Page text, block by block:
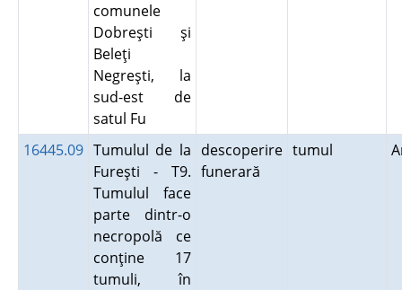
comunele
Dobreşti şi
Beleţi
Negreşti, la
sud-est de
satul Fu
16445.09 Tumulul de la
Fureşti - T9.
Tumulul face
parte dintr-o
necropolă ce
conţine 17
tumuli, în
descoperire
funerară
tumul